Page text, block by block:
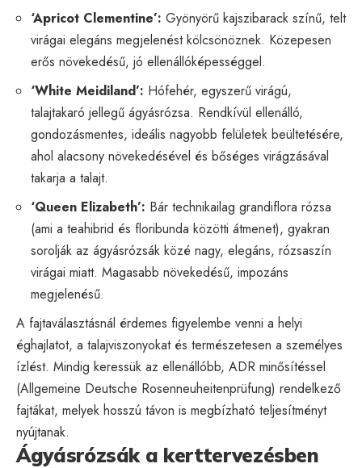
‘Apricot Clementine’: Gyönyörű kajszibarack színű, telt
virágai elegáns megjelenést kölcsönöznek. Közepesen
erős növekedésű, jó ellenállóképességgel.
‘White Meidiland’: Hófehér, egyszerű virágú,
talajtakaró jellegű ágyásrózsa. Rendkívül ellenálló,
gondozásmentes, ideális nagyobb felületek beültetésére,
ahol alacsony növekedésével és bőséges virágzásával
takarja a talajt.
‘Queen Elizabeth’: Bár technikailag grandiflora rózsa
(ami a teahibrid és floribunda közötti átmenet), gyakran
sorolják az ágyásrózsák közé nagy, elegáns, rózsaszín
virágai miatt. Magasabb növekedésű, impozáns
megjelenésű.
A fajtaválasztásnál érdemes figyelembe venni a helyi
éghajlatot, a talajviszonyokat és természetesen a személyes
ízlést. Mindig keressük az ellenállóbb, ADR minősítéssel
(Allgemeine Deutsche Rosenneuheitenprüfung) rendelkező
fajtákat, melyek hosszú távon is megbízható teljesítményt
nyújtanak.
Ágyásrózsák a kerttervezésben